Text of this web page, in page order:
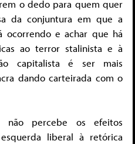
o dedo para quem quer
da conjuntura em que a
ocorrendo e achar que há
ao terror stalinista e à
capitalista é ser mais
dando carteirada com o
não percebe os efeitos
liberal à retórica